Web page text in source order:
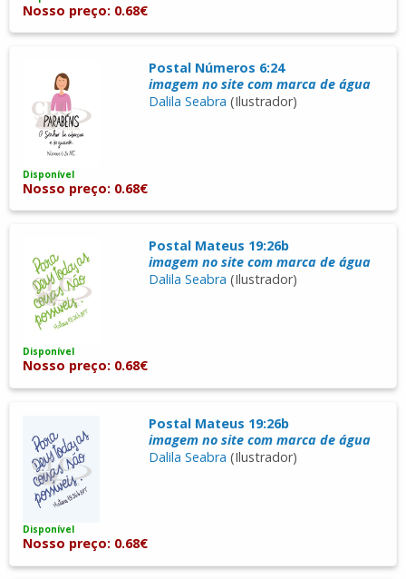
Nosso preço: 0.68€
Postal Números 6:24
imagem no site com marca de água
Dalila Seabra (Ilustrador)
Disponível
Nosso preço: 0.68€
Postal Mateus 19:26b
imagem no site com marca de água
Dalila Seabra (Ilustrador)
Disponível
Nosso preço: 0.68€
Postal Mateus 19:26b
imagem no site com marca de água
Dalila Seabra (Ilustrador)
Disponível
Nosso preço: 0.68€